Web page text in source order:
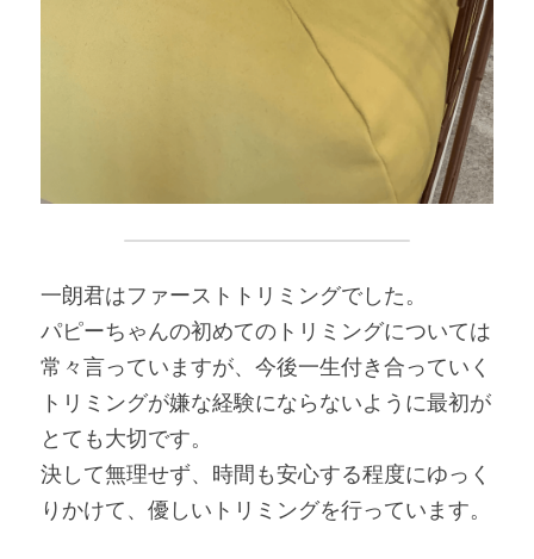
一朗君はファーストトリミングでした。
パピーちゃんの初めてのトリミングについては
常々言っていますが、今後一生付き合っていく
トリミングが嫌な経験にならないように最初が
とても大切です。
決して無理せず、時間も安心する程度にゆっく
りかけて、優しいトリミングを行っています。